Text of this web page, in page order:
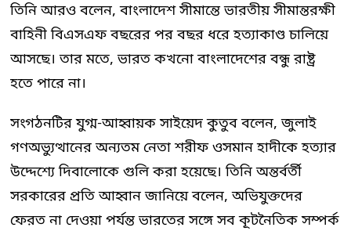
তিনি আরও বলেন, বাংলাদেশ সীমান্তে ভারতীয় সীমান্তরক্ষী
বাহিনী বিএসএফ বছরের পর বছর ধরে হত্যাকাণ্ড চালিয়ে
আসছে। তার মতে, ভারত কখনো বাংলাদেশের বন্ধু রাষ্ট্র
হতে পারে না।
সংগঠনটির যুগ্ম-আহ্বায়ক সাইয়েদ কুতুব বলেন, জুলাই
গণঅভ্যুত্থানের অন্যতম নেতা শরীফ ওসমান হাদীকে হত্যার
উদ্দেশ্যে দিবালোকে গুলি করা হয়েছে। তিনি অন্তর্বর্তী
সরকারের প্রতি আহ্বান জানিয়ে বলেন, অভিযুক্তদের
ফেরত না দেওয়া পর্যন্ত ভারতের সঙ্গে সব কূটনৈতিক সম্পর্ক